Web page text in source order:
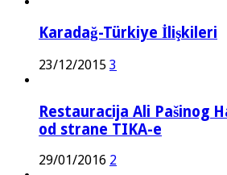
Karadağ-Türkiye İlişkileri
23/12/2015 3
Restauracija Ali Pašinog
od strane TIKA-e
29/01/2016 2